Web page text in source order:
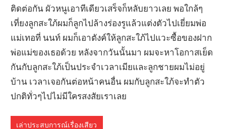
ติดต่อกัน ผัวหนูเอาทีเดียวเสร็จก็หลับยาวเลย พอใกล้ๆ
เที่ยงลูกสะใภ้ผมก็ลูกไปล้างร่องรูแล้วแต่งตัวไปเยี่ยมพ่อ
แม่เทอที่ นนท์ ผมก็เอาตังค์ให้ลูกสะใภ้ไปแวะซื้อของฝาก
พ่อแม่ของเธอด้วย หลังจากวันนั้นมา ผมจะหาโอกาสเย็ด
กันกับลูกสะใภ้เป็นประจำเวลาเมียและลูกชายผมไม่อยู่
บ้าน เวลาเจอกันต่อหน้าคนอื่น ผมกับลูกสะใภ้จะทำตัว
ปกติทั่วๆไปไม่มีใครสงสัยเราเลย
เล่าประสบการณ์เรื่องเสียว